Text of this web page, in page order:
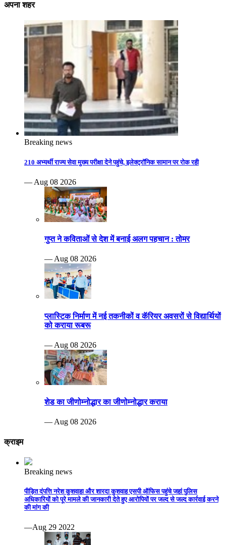
अपना शहर
Breaking news
210 अभ्यर्थी राज्य सेवा मुख्य परीक्षा देने पहुंचे, इलेक्ट्रॉनिक सामान पर रोक रही
— Aug 08 2026
गुप्त ने कविताओं से देश में बनाई अलग पहचान : तोमर
— Aug 08 2026
प्लास्टिक निर्माण में नई तकनीकों व कॅरियर अवसरों से विद्यार्थियों
को कराया रूबरू
— Aug 08 2026
शेड का जीणोम्नोद्धार का जीणोम्नोद्धार कराया
— Aug 08 2026
क्राइम
Breaking news
पीड़ित दंपत्ति नरेश कुशवाहा और शारदा कुशवाह एसपी ऑफिस पहुंचे जहां पुलिस
अधिकारियों को पूरे मामले की जानकारी देते हुए आरोपियों पर जल्द से जल्द कार्रवाई करने
की मांग की
—Aug 29 2022